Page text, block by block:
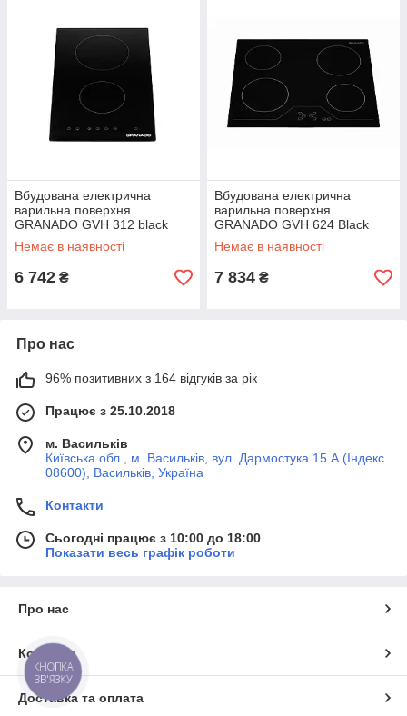
Вбудована електрична
варильна поверхня
GRANADO GVH 312 black
Немає в наявності
6 742 ₴
Вбудована електрична
варильна поверхня
GRANADO GVH 624 Black
glass
Немає в наявності
7 834 ₴
Про нас
96% позитивних з 164 відгуків за рік
Працює з 25.10.2018
м. Васильків
Київська обл., м. Васильків, вул. Дармостука 15 А (Індекс
08600), Васильків, Україна
Контакти
Сьогодні працює з 10:00 до 18:00
Показати весь графік роботи
Про нас
Контакти
Доставка та оплата
КНОПКА
ЗВ'ЯЗКУ